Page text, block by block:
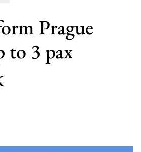
Prague
to 3 pax